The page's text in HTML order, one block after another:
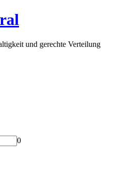
und gerechte Verteilung
0